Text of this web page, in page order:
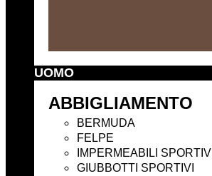
UOMO
ABBIGLIAMENTO
BERMUDA
FELPE
IMPERMEABILI SPORTIVI
GIUBBOTTI SPORTIVI